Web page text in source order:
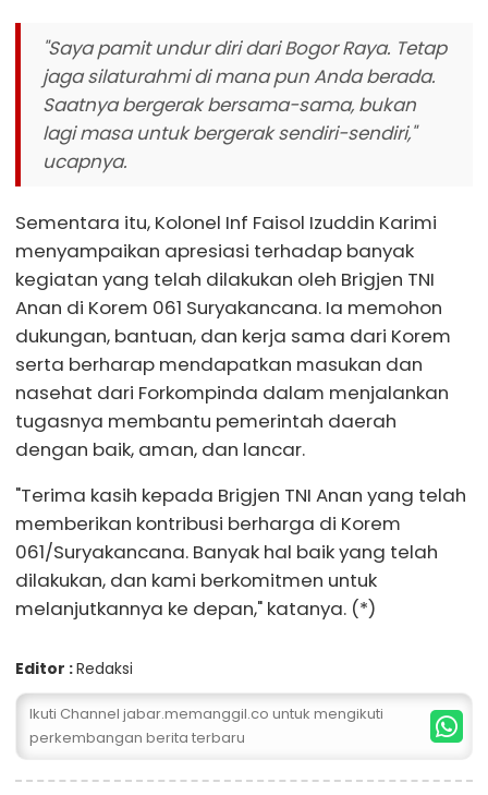
"Saya pamit undur diri dari Bogor Raya. Tetap
jaga silaturahmi di mana pun Anda berada.
Saatnya bergerak bersama-sama, bukan
lagi masa untuk bergerak sendiri-sendiri,"
ucapnya.
Sementara itu, Kolonel Inf Faisol Izuddin Karimi
menyampaikan apresiasi terhadap banyak
kegiatan yang telah dilakukan oleh Brigjen TNI
Anan di Korem 061 Suryakancana. Ia memohon
dukungan, bantuan, dan kerja sama dari Korem
serta berharap mendapatkan masukan dan
nasehat dari Forkompinda dalam menjalankan
tugasnya membantu pemerintah daerah
dengan baik, aman, dan lancar.
"Terima kasih kepada Brigjen TNI Anan yang telah
memberikan kontribusi berharga di Korem
061/Suryakancana. Banyak hal baik yang telah
dilakukan, dan kami berkomitmen untuk
melanjutkannya ke depan," katanya. (*)
Editor :Redaksi
Ikuti Channel jabar.memanggil.co untuk mengikuti
perkembangan berita terbaru